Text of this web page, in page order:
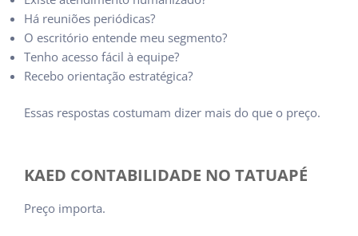
Há reuniões periódicas?
O escritório entende meu segmento?
Tenho acesso fácil à equipe?
Recebo orientação estratégica?
Essas respostas costumam dizer mais do que o preço.
KAED CONTABILIDADE NO TATUAPÉ
Preço importa.